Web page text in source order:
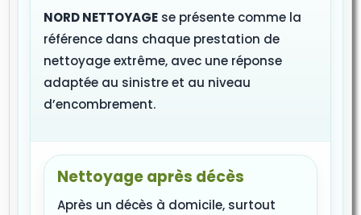
NORD NETTOYAGE se présente comme la
référence dans chaque prestation de
nettoyage extrême, avec une réponse
adaptée au sinistre et au niveau
d’encombrement.
Nettoyage après décès
Après un décès à domicile, surtout